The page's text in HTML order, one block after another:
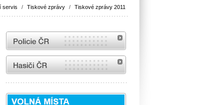
servis / Tiskové zprávy / Tiskové zprávy 2011
internetové stránky Policie ČR
internetové stránky Hasiči ČR